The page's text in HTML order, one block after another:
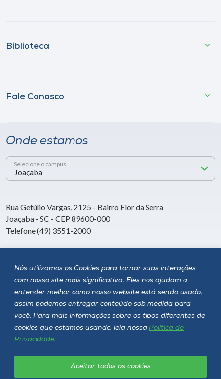
Nós utilizamos os Cookies para tornar suas interações
com nosso site mais significativa. Eles nos ajudam a
entender melhor como nosso website está sendo usado,
assim podemos entregar conteúdo sob medida para
você. Para mais informações sobre os tipos diferentes de
cookies que estamos usando, leia nossa Política de
Privacidade.
Aceitar todos os cookies
Biblioteca
Fale Conosco
Onde estamos
Selecione o campus
Rua Getúlio Vargas, 2125 - Bairro Flor da Serra
Joaçaba - SC - CEP 89600-000
Telefone (49) 3551-2000
Siga a Unoesc
Política de privacidade LGPD